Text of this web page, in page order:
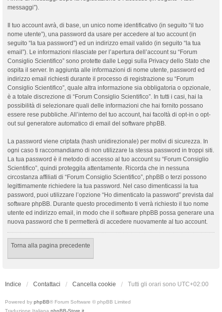
messaggi”).
Il tuo account avrà, di base, un unico nome identificativo (in seguito “il tuo
nome utente”), una password da usare per accedere al tuo account (in
seguito “la tua password”) ed un indirizzo email valido (in seguito “la tua
email”). Le informazioni rilasciate per l’apertura dell’account su “Forum
Consiglio Scientifico” sono protette dalle Leggi sulla Privacy dello Stato che
ospita il server. In aggiunta alle informazioni di nome utente, password ed
indirizzo email richiesti durante il processo di registrazione su “Forum
Consiglio Scientifico”, quale altra informazione sia obbligatoria o opzionale,
è a totale discrezione di “Forum Consiglio Scientifico”. In tutti i casi, hai la
possibilità di selezionare quali delle informazioni che hai fornito possano
essere rese pubbliche. All’interno del tuo account, hai facoltà di opt-in o opt-
out sul generatore automatico di email del software phpBB.
La password viene criptata (hash unidirezionale) per motivi di sicurezza. In
ogni caso ti raccomandiamo di non utilizzare la stessa password in troppi siti.
La tua password è il metodo di accesso al tuo account su “Forum Consiglio
Scientifico”, quindi proteggila attentamente. Ricorda che in nessuna
circostanza affiliati di “Forum Consiglio Scientifico”, phpBB o terzi possono
legittimamente richiedere la tua password. Nel caso dimenticassi la tua
password, puoi utilizzare l’opzione “Ho dimenticato la password” prevista dal
software phpBB. Durante questo procedimento ti verrà richiesto il tuo nome
utente ed indirizzo email, in modo che il software phpBB possa generare una
nuova password che ti permetterà di accedere nuovamente al tuo account.
Torna alla pagina precedente
Indice Contattaci Cancella cookie Tutti gli orari sono UTC+02:00
Powered by phpBB® Forum Software © phpBB Limited
Traduzione Italiana phpBB-Store.it